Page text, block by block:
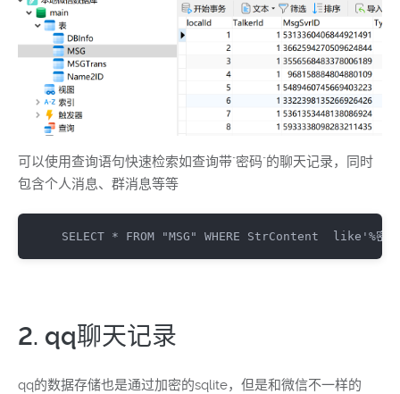
可以使用查询语句快速检索如查询带"密码"的聊天记录，同时
包含个人消息、群消息等等
SELECT * FROM "MSG" WHERE StrContent like '%密
2. qq聊天记录
qq的数据存储也是通过加密的sqlite，但是和微信不一样的